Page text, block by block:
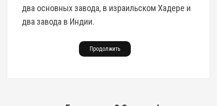
два основных завода, в израильском Хадере и
два завода в Индии.
Продолжить